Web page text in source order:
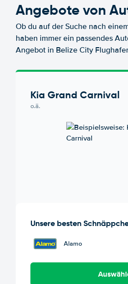
Angebote von
Ob du auf der Suche nach
haben immer ein passendes
Angebot in Belize City
Kia Grand Carnival
o.ä.
Unsere besten
Alamo